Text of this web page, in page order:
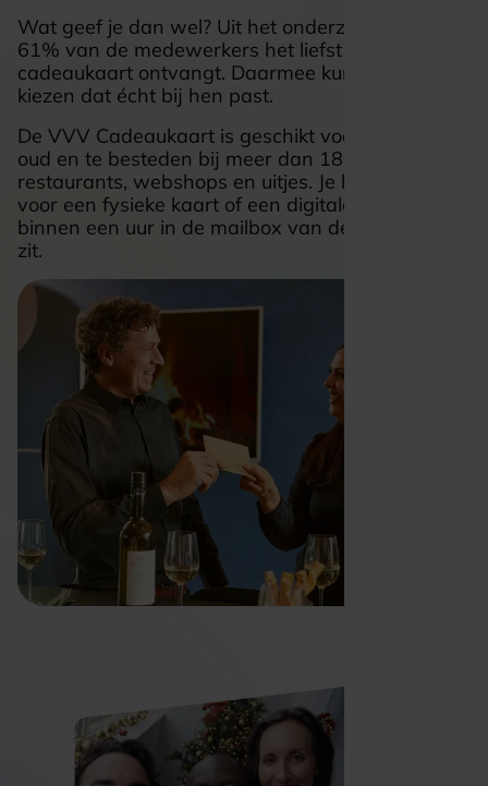
Wat geef je dan wel? Uit het onderzoek blijkt dat
61% van de medewerkers het liefst een
cadeaukaart ontvangt. Daarmee kunnen zij iets
kiezen dat écht bij hen past.
De VVV Cadeaukaart is geschikt voor jong en
oud en te besteden bij meer dan 18.000 winkels,
restaurants, webshops en uitjes. Je kunt kiezen
voor een fysieke kaart of een digitale variant die
binnen een uur in de mailbox van de ontvanger
zit.